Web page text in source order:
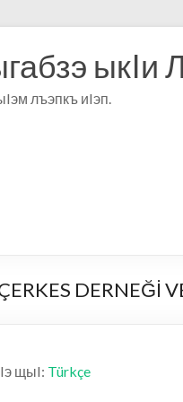
ыкIи
лъэпкъ иIэп.
DERNEĞİ
щыI: Türkçe